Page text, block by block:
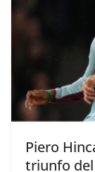
Piero
triunfo